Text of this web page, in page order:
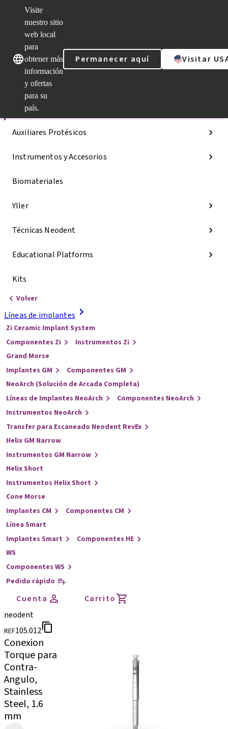
Visite
nuestro sitio
web local
para
obtener más
información
y ofertas
para su
país.
Permanecer aquí Visitar
Categorías
Líneas de implantes
Auxiliares Protésicos
Instrumentos y Accesorios
Biomateriales
Yller
Técnicas Neodent
Educational Platforms
Kits
Volver
Líneas de implantes
Zi Ceramic Implant System
Componentes Zi
Instrumentos Zi
Grand Morse
Implantes GM
Componentes GM
NeoArch (Solución de Arcada Completa)
Líneas de Implantes NeoArch
Componentes NeoArch
Instrumentos NeoArch
Transfer para Escaneado Neodent RevEx
Helix GM Narrow
Instrumentos GM Narrow
Helix Short
Instrumentos Helix Short
Cone Morse
Implantes CM
Componentes CM
Línea Smart
Implantes Smart
Componentes HE
WS
Componentes WS
Pedido rápido
Cuenta
Carrito
neodent
REF105.012
Conexion
Torque para
Contra-
Angulo,
Stainless
Steel, 1.6
mm